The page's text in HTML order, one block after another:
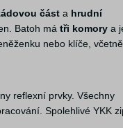
část a hrudní
Batoh má tři komory a
nebo klíče, včetně
reflexní prvky. Všechny
Spolehlivé YKK